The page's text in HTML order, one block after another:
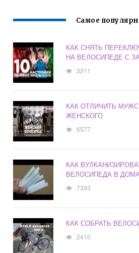
Самое
КАК СНЯТЬ
НА ВЕЛОСИПЕДЕ С
3211
КАК ОТЛИЧИТЬ
ЖЕНСКОГО
6577
КАК
ВЕЛОСИПЕДА В
7393
КАК СОБРАТЬ
2410